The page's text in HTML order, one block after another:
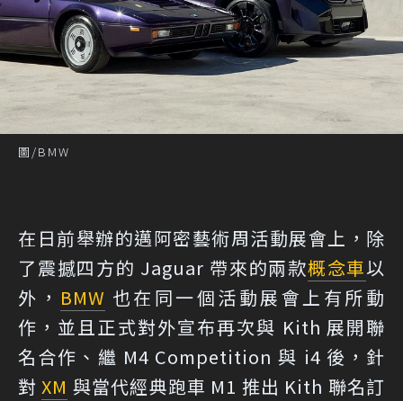
圖/BMW
在日前舉辦的邁阿密藝術周活動展會上，除
了震撼四方的 Jaguar 帶來的兩款概念車以
外， BMW 也在同一個活動展會上有所動
作，並且正式對外宣布再次與 Kith 展開聯
名合作、繼 M4 Competition 與 i4 後，針
對XM 與當代經典跑車 M1 推出 Kith 聯名訂